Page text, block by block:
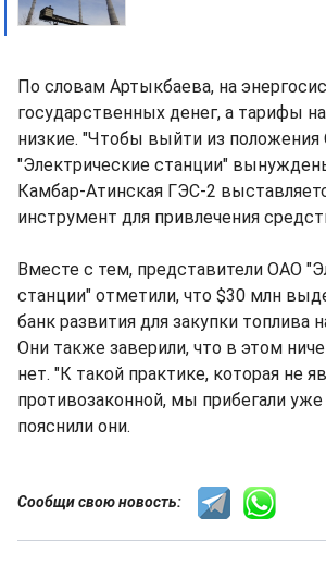
По словам Артыкбаева, на
государственных денег, а тарифы
низкие. "Чтобы выйти из
"Электрические станции"
Камбар-Атинская ГЭС-2
инструмент для привлечения
Вместе с тем, представители ОАО
станции" отметили, что $30 млн
банк развития для закупки топлива
Они также заверили, что в этом
нет. "К такой практике, которая не
противозаконной, мы прибегали уже
пояснили они.
Сообщи свою новость: